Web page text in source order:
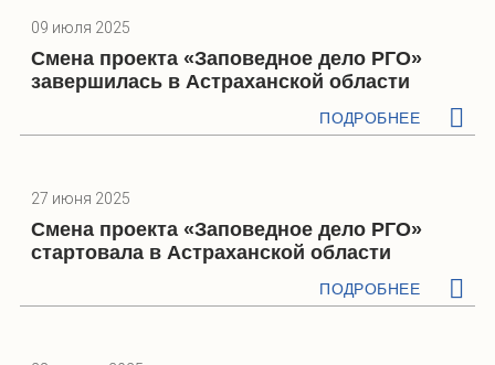
09 июля 2025
Смена проекта «Заповедное дело РГО»
завершилась в Астраханской области
ПОДРОБНЕЕ
27 июня 2025
Смена проекта «Заповедное дело РГО»
стартовала в Астраханской области
ПОДРОБНЕЕ